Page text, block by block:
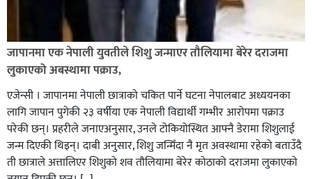
जापानमा एक नेपाली युवतीले शिशु जन्माएर तौलियामा बेरेर दराजमा
लुकाएको अबस्थामा पक्राउ,
एजेन्सी । जापानमा नेपाली छात्राको चकित पार्ने घटना नेपालबाट अध्ययनका
लागि जापान पुगेकी २३ वर्षीया एक नेपाली विद्यार्थी गम्भीर आरोपमा पक्राउ
परेकी छन्। प्रहरीले जनाएअनुसार, उनले टोकियोस्थित आफ्नै डेरामा शिशुलाई
जन्म दिएकी थिइन्। दाबी अनुसार, शिशु जन्मिँदा नै मृत अवस्थामा रहेको बताउँदै
ती छात्राले अत्तालिएर शिशुको शव तौलियामा बेरेर कोठाको दराजमा लुकाएको